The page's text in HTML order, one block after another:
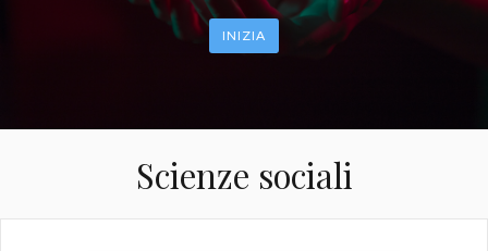
INIZIA
Scienze sociali